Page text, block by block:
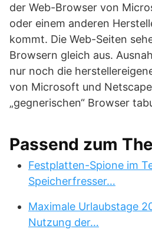
der Web-Browser von
oder einem anderen
kommt. Die Web-Seiten
Browsern gleich aus.
nur noch die
von Microsoft und
„gegnerischen“ Browser
Passend zum
Festplatten-Spione im
Speicherfresser…
Maximale Urlaubstage
Nutzung der…